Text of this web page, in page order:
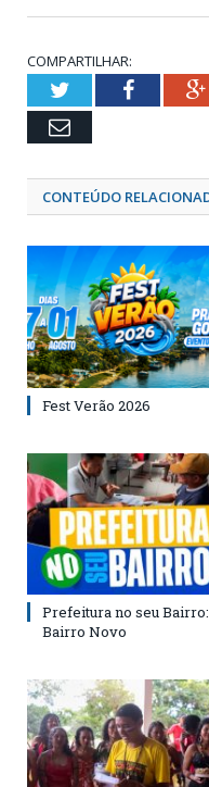
COMPARTILHAR:
TwitterFacebook
Email
CONTEÚDO
Fest Verão 2026
Prefeitura no seu Bairro:
Bairro Novo